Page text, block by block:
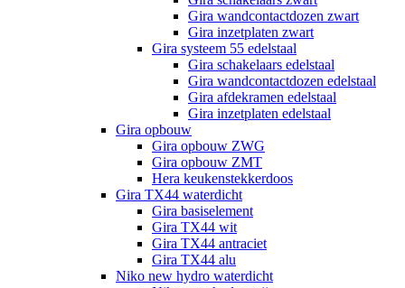
Gira wandcontactdozen zwart
Gira inzetplaten zwart
Gira systeem 55 edelstaal
Gira schakelaars edelstaal
Gira wandcontactdozen edelstaal
Gira afdekramen edelstaal
Gira inzetplaten edelstaal
Gira opbouw
Gira opbouw ZWG
Gira opbouw ZMT
Hera keukenstekkerdoos
Gira TX44 waterdicht
Gira basiselement
Gira TX44 wit
Gira TX44 antraciet
Gira TX44 alu
Niko new hydro waterdicht